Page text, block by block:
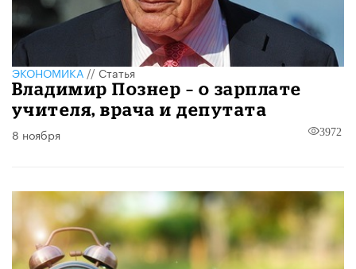
ЭКОНОМИКА//Статья
Владимир Познер – о зарплате
учителя, врача и депутата
8 ноября 3972